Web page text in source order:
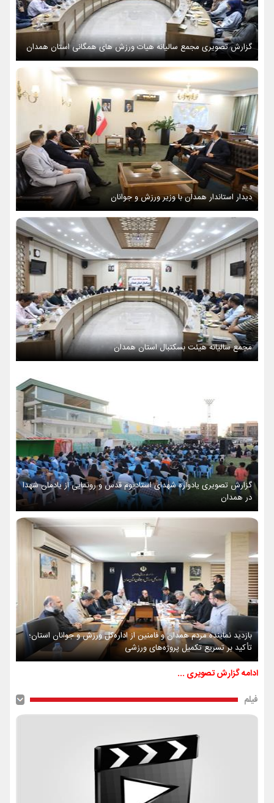
گزارش تصویری مجمع سالیانه هیات ورزش های همگانی استان همدان
دیدار استاندار همدان با وزیر ورزش و جوانان
مجمع سالیانه هیئت بسکتبال استان همدان
گزارش تصویری یادواره شهدای استادیوم قدس و رونمایی از یادمان شهدا
در همدان
بازدید نماینده مردم همدان و فامنین از اداره‌کل ورزش و جوانان استان؛
تأکید بر تسریع تکمیل پروژه‌های ورزشی
ادامه گزارش تصویری ...
فیلم